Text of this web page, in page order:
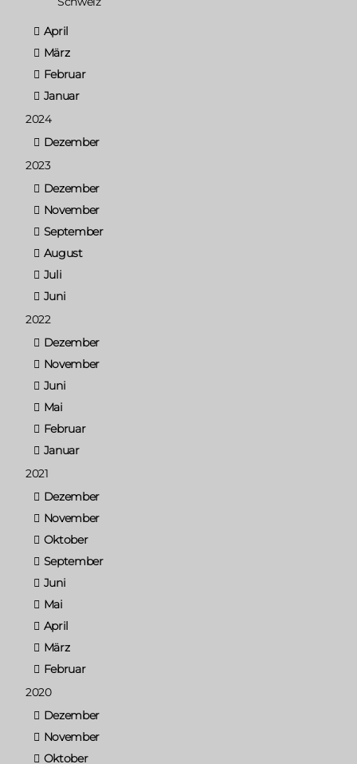
April
März
Februar
Januar
2024
Dezember
2023
Dezember
November
September
August
Juli
Juni
2022
Dezember
November
Juni
Mai
Februar
Januar
2021
Dezember
November
Oktober
September
Juni
Mai
April
März
Februar
2020
Dezember
November
Oktober